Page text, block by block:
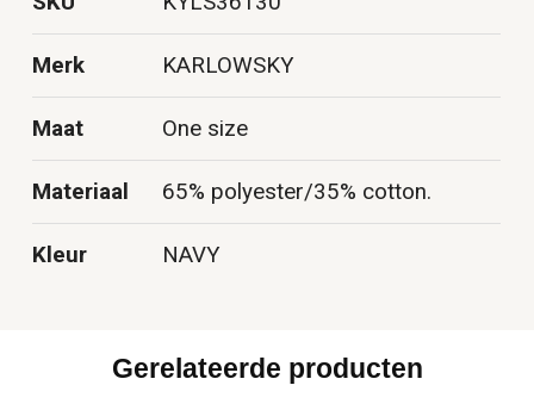
Merk KARLOWSKY
Maat One size
Materiaal 65% polyester/35% cotton.
Kleur NAVY
Gerelateerde producten